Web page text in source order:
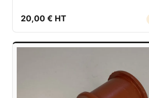
20,00 € HT